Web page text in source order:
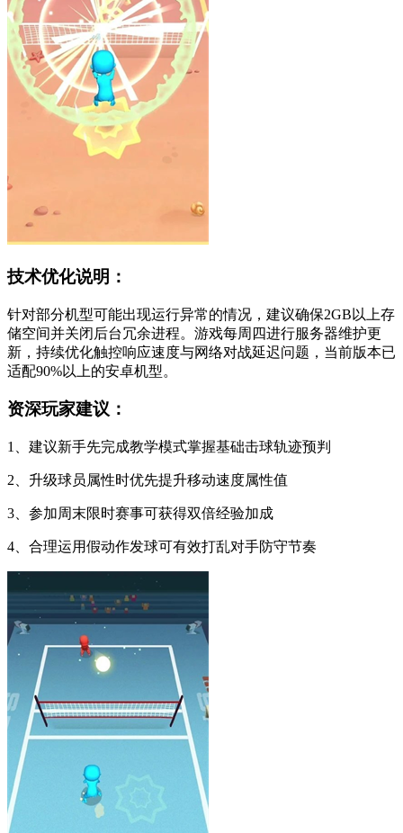
技术优化说明：
针对部分机型可能出现运行异常的情况，建议确保2GB以上存
储空间并关闭后台冗余进程。游戏每周四进行服务器维护更
新，持续优化触控响应速度与网络对战延迟问题，当前版本已
适配90%以上的安卓机型。
资深玩家建议：
1、建议新手先完成教学模式掌握基础击球轨迹预判
2、升级球员属性时优先提升移动速度属性值
3、参加周末限时赛事可获得双倍经验加成
4、合理运用假动作发球可有效打乱对手防守节奏